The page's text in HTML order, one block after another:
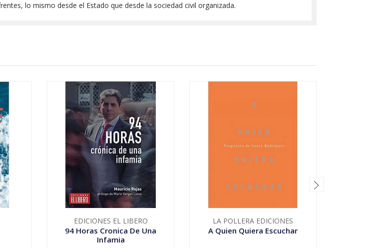
lo mismo desde el Estado que desde la sociedad civil organizada.
EDICIONES EL LIBERO
94 Horas Cronica De Una
Infamia
LA POLLERA EDICIONES
A Quien Quiera Escuchar